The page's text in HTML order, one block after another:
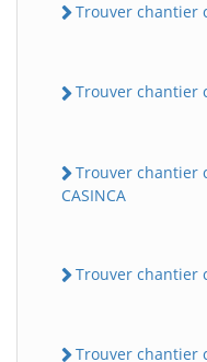
Trouver chantier
Trouver chantier
Trouver chantier
CASINCA
Trouver chantier
Trouver chantier